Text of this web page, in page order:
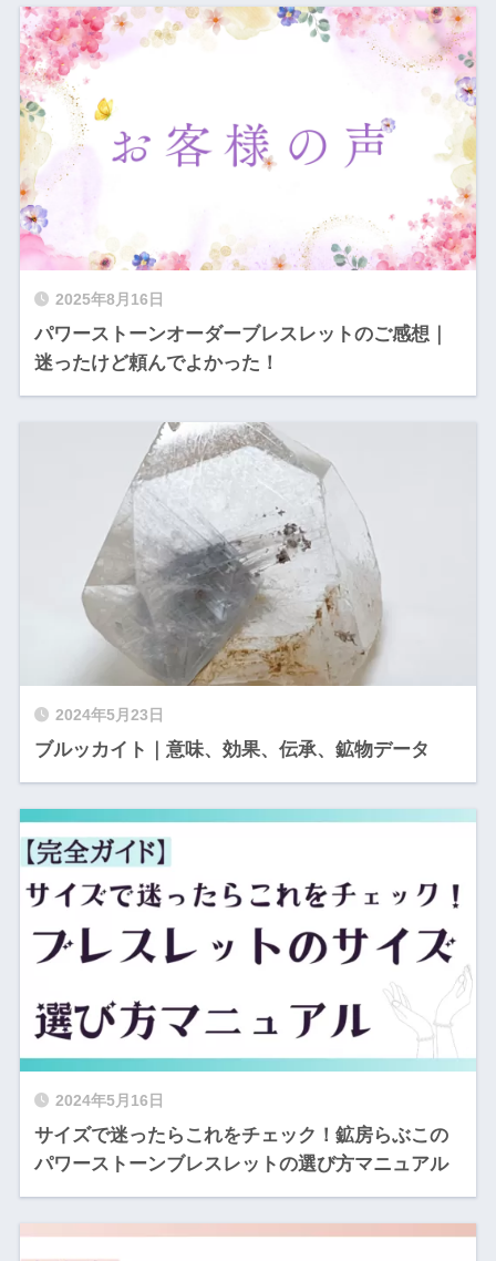
2025年8月16日
パワーストーンオーダーブレスレットのご感想｜
迷ったけど頼んでよかった！
2024年5月23日
ブルッカイト｜意味、効果、伝承、鉱物データ
2024年5月16日
サイズで迷ったらこれをチェック！鉱房らぶこの
パワーストーンブレスレットの選び方マニュアル